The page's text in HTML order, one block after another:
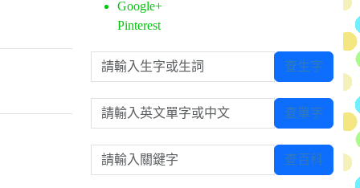
Google+
Pinterest
請輸入生字或生詞 查生字
請輸入英文單字或中文 查單字
請輸入關鍵字 查百科